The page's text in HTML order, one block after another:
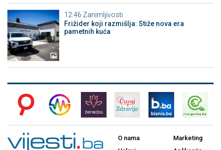
12:46 Zanimljivosti
Frižider koji razmišlja: Stiže nova era
pametnih kuća
O nama
Marketing